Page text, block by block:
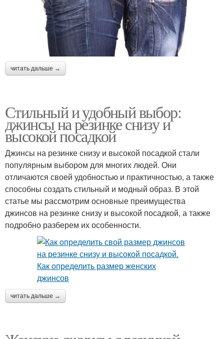
читать дальше →
Стильный и удобный выбор:
джинсы на резинке снизу и
высокой посадкой
Джинсы на резинке снизу и высокой посадкой стали
популярным выбором для многих людей. Они
отличаются своей удобностью и практичностью, а также
способны создать стильный и модный образ. В этой
статье мы рассмотрим основные преимущества
джинсов на резинке снизу и высокой посадкой, а также
подробно разберем их особенности.
читать дальше →